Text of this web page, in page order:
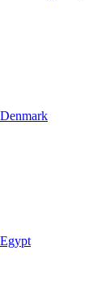
Denmark
Egypt